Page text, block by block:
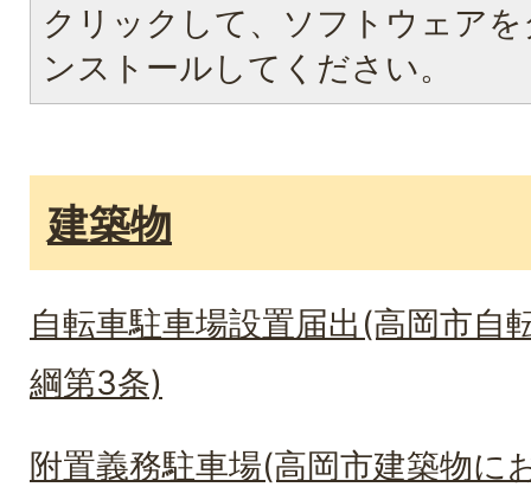
クリックして、ソフトウェア
ンストールしてください。
建築物
自転車駐車場設置届出(高岡市自
綱第3条)
附置義務駐車場(高岡市建築物に